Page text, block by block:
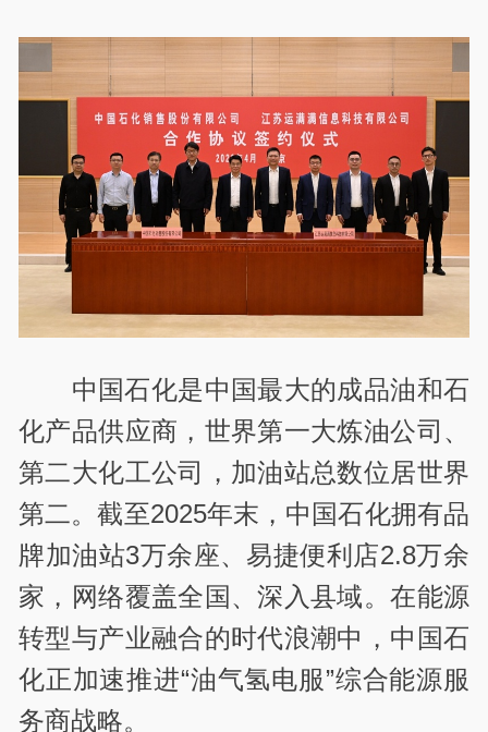
中国石化是中国最大的成品油和石
化产品供应商，世界第一大炼油公司、
第二大化工公司，加油站总数位居世界
第二。截至2025年末，中国石化拥有品
牌加油站3万余座、易捷便利店2.8万余
家，网络覆盖全国、深入县域。在能源
转型与产业融合的时代浪潮中，中国石
化正加速推进“油气氢电服”综合能源服
务商战略。